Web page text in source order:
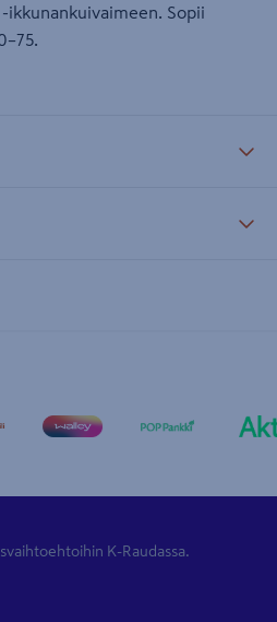
Sopii
K-Raudassa.